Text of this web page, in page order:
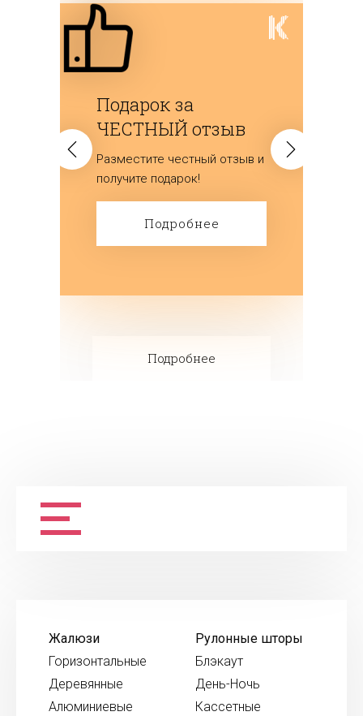
Подарок за
ЧЕСТНЫЙ отзыв
Разместите честный отзыв и
получите подарок!
Подробнее
Подробнее
Жалюзи
Горизонтальные
Деревянные
Алюминиевые
Рулонные шторы
Блэкаут
День-Ночь
Кассетные